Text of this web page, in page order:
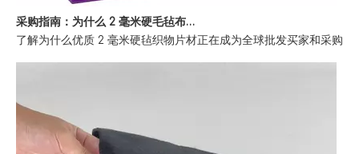
了解为什么优质 2 毫米硬毡织物片材正在成为全球批发买家和采购